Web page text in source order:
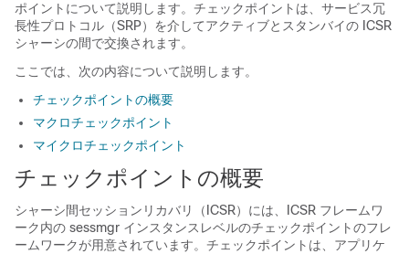
ポイントについて説明します。チェックポイントは、サービス冗
長性プロトコル（SRP）を介してアクティブとスタンバイの ICSR
シャーシの間で交換されます。
ここでは、次の内容について説明します。
チェックポイントの概要
マクロチェックポイント
マイクロチェックポイント
チェックポイントの概要
シャーシ間セッションリカバリ（ICSR）には、ICSR フレームワ
ーク内の sessmgr インスタンスレベルのチェックポイントのフレ
ームワークが用意されています。チェックポイントは、アプリケ